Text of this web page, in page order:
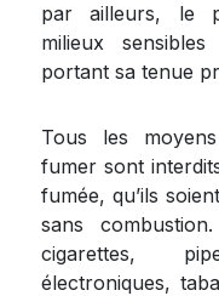
par ailleurs, le
milieux
portant sa tenue
Tous les
fumer sont
fumée, qu’ils
sans
cigarettes,
électroniques,